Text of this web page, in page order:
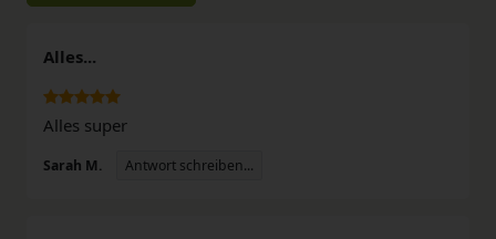
Alles...
Alles super
Sarah M. Antwort schreiben...